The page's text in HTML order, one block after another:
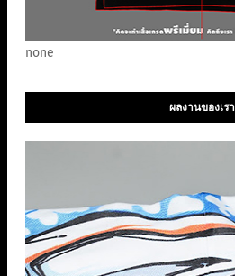
none
ผลงานของเรา